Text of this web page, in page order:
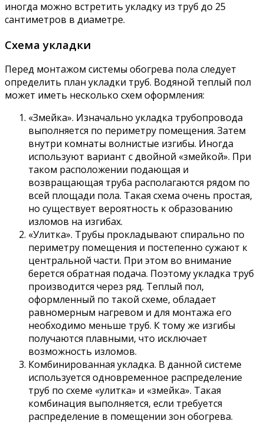
иногда можно встретить укладку из труб до 25
сантиметров в диаметре.
Схема укладки
Перед монтажом системы обогрева пола следует
определить план укладки труб. Водяной теплый пол
может иметь несколько схем оформления:
«Змейка». Изначально укладка трубопровода
выполняется по периметру помещения. Затем
внутри комнаты волнистые изгибы. Иногда
используют вариант с двойной «змейкой». При
таком расположении подающая и
возвращающая труба располагаются рядом по
всей площади пола. Такая схема очень простая,
но существует вероятность к образованию
изломов на изгибах.
«Улитка». Трубы прокладывают спирально по
периметру помещения и постепенно сужают к
центральной части. При этом во внимание
берется обратная подача. Поэтому укладка труб
производится через ряд. Теплый пол,
оформленный по такой схеме, обладает
равномерным нагревом и для монтажа его
необходимо меньше труб. К тому же изгибы
получаются плавными, что исключает
возможность изломов.
Комбинированная укладка. В данной системе
используется одновременное распределение
труб по схеме «улитка» и «змейка». Такая
комбинация выполняется, если требуется
распределение в помещении зон обогрева.